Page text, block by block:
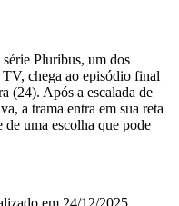
Pluribus, um dos
chega ao episódio final
(24). Após a escalada de
a trama entra em sua reta
uma escolha que pode